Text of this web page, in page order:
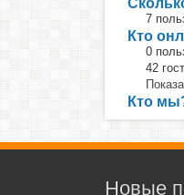
7
Кто
0
42
Кто
Новые